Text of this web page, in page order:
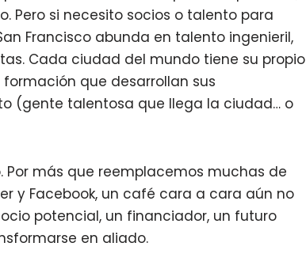
Pero si necesito socios o talento para
Francisco abunda en talento ingenieril,
Cada ciudad del mundo tiene su propio
que desarrollan sus
(gente talentosa que llega la ciudad… o
Por más que reemplacemos muchas de
y Facebook, un café cara a cara aún no
potencial, un financiador, un futuro
en aliado.